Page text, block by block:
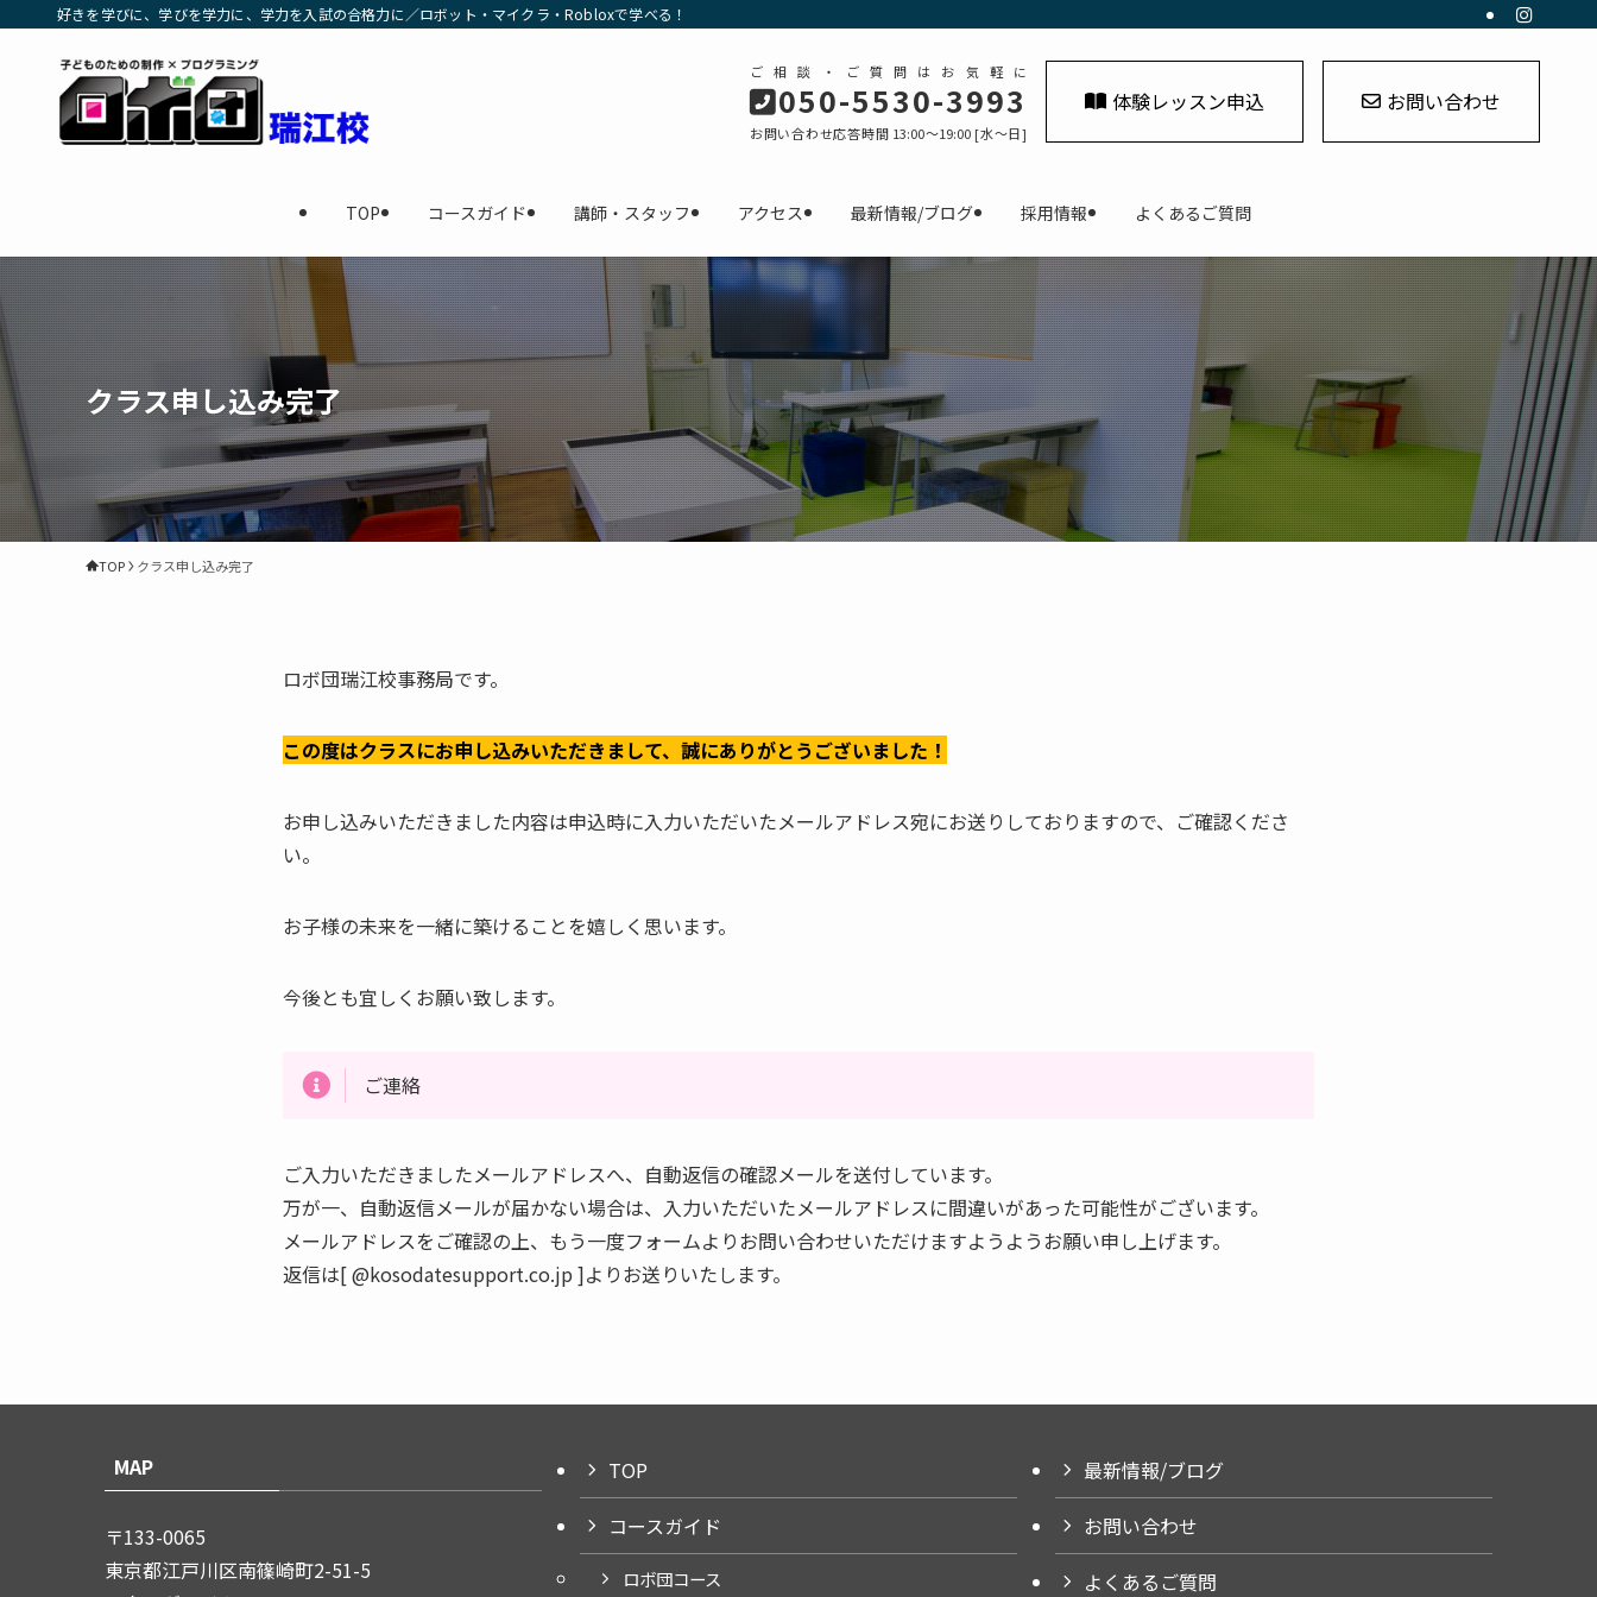
好きを学びに、学びを学力に、学力を入試の合格力に／ロボット・マイクラ・Robloxで学べる！
ご相談・ご質問はお気軽に
050-5530-3993
お問い合わせ応答時間 13:00～19:00 [水〜日]
体験レッスン申込 お問い合わせ
TOP コースガイド 講師・スタッフ アクセス 最新情報/ブログ 採用情報 よくあるご質問
クラス申し込み完了
TOP クラス申し込み完了
ロボ団瑞江校事務局です。
この度はクラスにお申し込みいただきまして、誠にありがとうございました！
お申し込みいただきました内容は申込時に入力いただいたメールアドレス宛にお送りしておりますので、ご確認くださ
い。
お子様の未来を一緒に築けることを嬉しく思います。
今後とも宜しくお願い致します。
ご連絡
ご入力いただきましたメールアドレスへ、自動返信の確認メールを送付しています。
万が一、自動返信メールが届かない場合は、入力いただいたメールアドレスに間違いがあった可能性がございます。
メールアドレスをご確認の上、もう一度フォームよりお問い合わせいただけますようようお願い申し上げます。
返信は[ @kosodatesupport.co.jp ]よりお送りいたします。
MAP
〒133-0065
東京都江戸川区南篠崎町2-51-5
TOP
コースガイド
ロボ団コース
最新情報/ブログ
お問い合わせ
よくあるご質問